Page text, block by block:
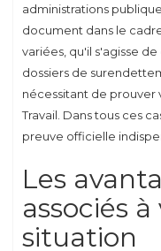
administrations
document dans le
variées, qu'il s'agisse
dossiers de
nécessitant de prouver
Travail. Dans tous ces
preuve officielle
Les
associés
situation